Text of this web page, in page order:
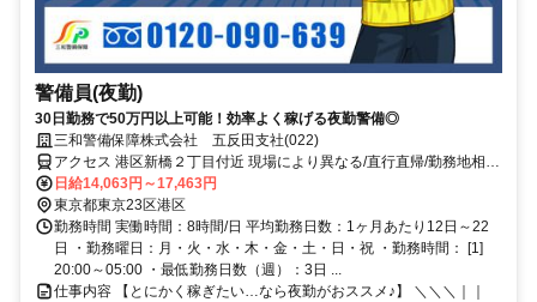
警備員(夜勤)
30日勤務で50万円以上可能！効率よく稼げる夜勤警備◎
三和警備保障株式会社 五反田支社(022)
アクセス 港区新橋２丁目付近 現場により異なる/直行直帰/勤務地相談
可 ■電話面接■来社不要■即日勤務
日給14,063円～17,463円
東京都東京23区港区
勤務時間 実働時間：8時間/日 平均勤務日数：1ヶ月あたり12日～22
日 ・勤務曜日：月・火・水・木・金・土・日・祝 ・勤務時間： [1]
20:00～05:00 ・最低勤務日数（週）：3日 ...
仕事内容 【とにかく稼ぎたい…なら夜勤がおススメ♪】 ＼＼＼｜｜